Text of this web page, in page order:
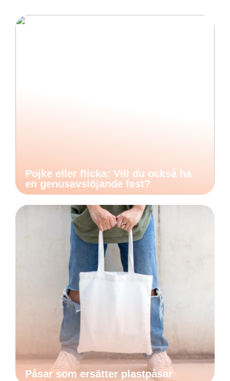
Pojke eller flicka: Vill du också ha
en genusavslöjande fest?
Påsar som ersätter plastpåsar